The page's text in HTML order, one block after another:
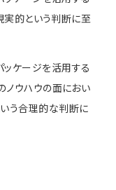
実的という判断に至
ッケージを活用する
ノウハウの面におい
う合理的な判断に